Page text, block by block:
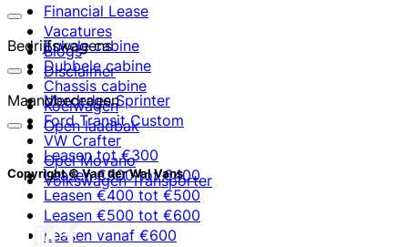
Financial Lease
Vacatures
Blogs
Disclaimer
Enkele cabine
Dubbele cabine
Chassis cabine
Koelwagen
Open laadbak
Bedrijfswagens
Mercedes Sprinter
Ford Transit Custom
VW Crafter
Opel Movano
Volkswagen Transporter
Maandbedragen
Leasen tot €300
Leasen €300 tot €400
Leasen €400 tot €500
Leasen €500 tot €600
Leasen vanaf €600
Copyright © Van der Wal Vans